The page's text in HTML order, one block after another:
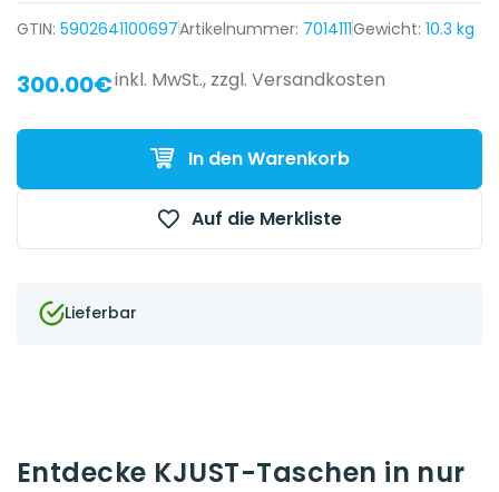
GTIN: 5902641100697Artikelnummer: 7014111Gewicht: 10.3 kg
{{ name }} auf {{ platform }}
300.00€inkl. MwSt., zzgl. Versandkosten
In den Warenkorb
Auf die Merkliste
Lieferbar
Entdecke KJUST-Taschen in nur